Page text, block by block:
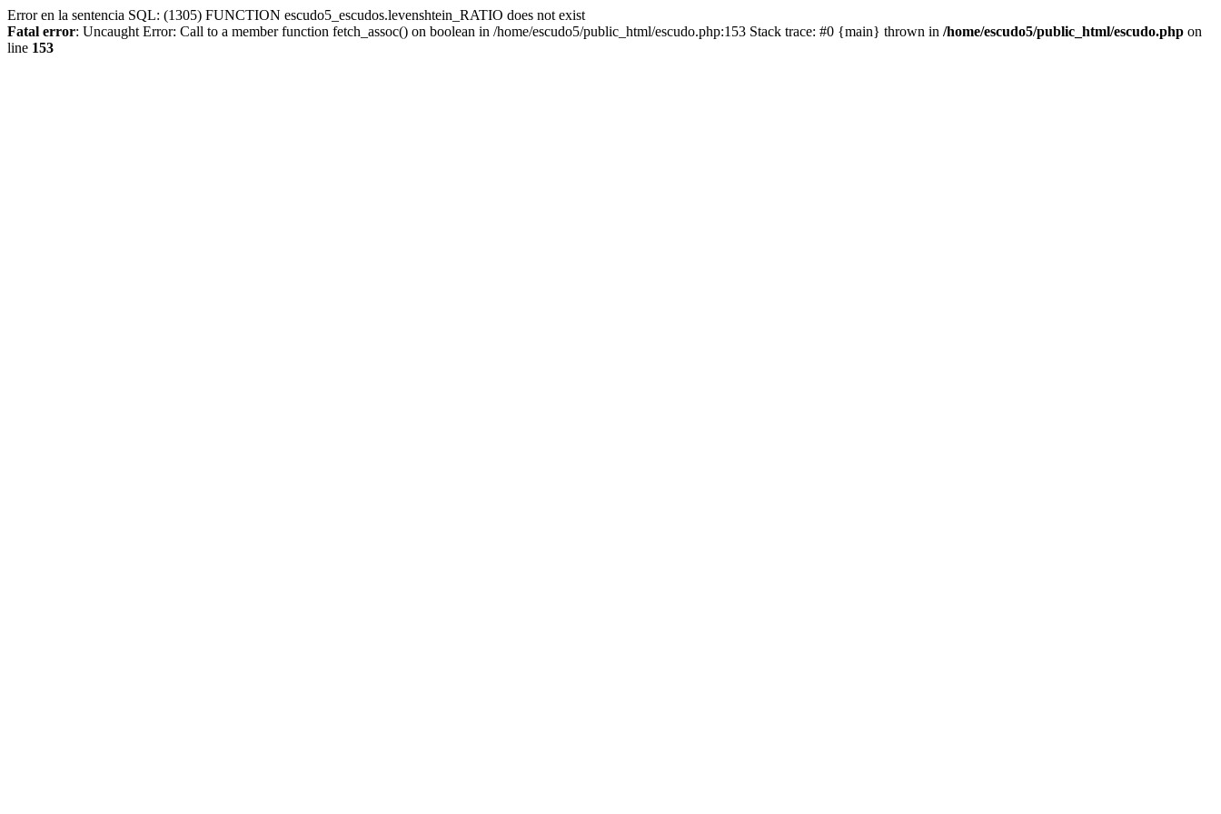
Error en la sentencia SQL: (1305) FUNCTION escudo5_escudos.levenshtein_RATIO does not exist
Fatal error: Uncaught Error: Call to a member function fetch_assoc() on boolean in /home/escudo5/public_html/escudo.php:153 Stack trace: #0 {main} thrown in /home/escudo5/public_html/escudo.php on
line 153